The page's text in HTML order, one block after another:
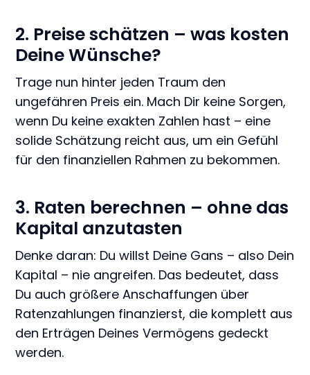
2. Preise schätzen – was kosten
Deine Wünsche?
Trage nun hinter jeden Traum den
ungefähren Preis ein. Mach Dir keine Sorgen,
wenn Du keine exakten Zahlen hast – eine
solide Schätzung reicht aus, um ein Gefühl
für den finanziellen Rahmen zu bekommen.
3. Raten berechnen – ohne das
Kapital anzutasten
Denke daran: Du willst Deine Gans – also Dein
Kapital – nie angreifen. Das bedeutet, dass
Du auch größere Anschaffungen über
Ratenzahlungen finanzierst, die komplett aus
den Erträgen Deines Vermögens gedeckt
werden.